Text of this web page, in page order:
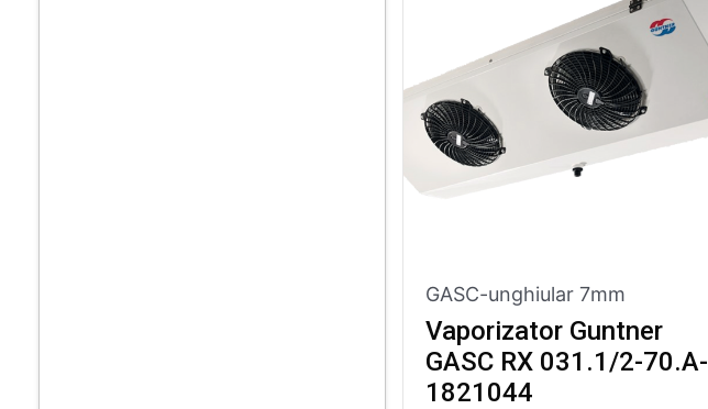
GASC-unghiular 7mm
Vaporizator Guntner
GASC RX 031.1/2-70.A-
1821044